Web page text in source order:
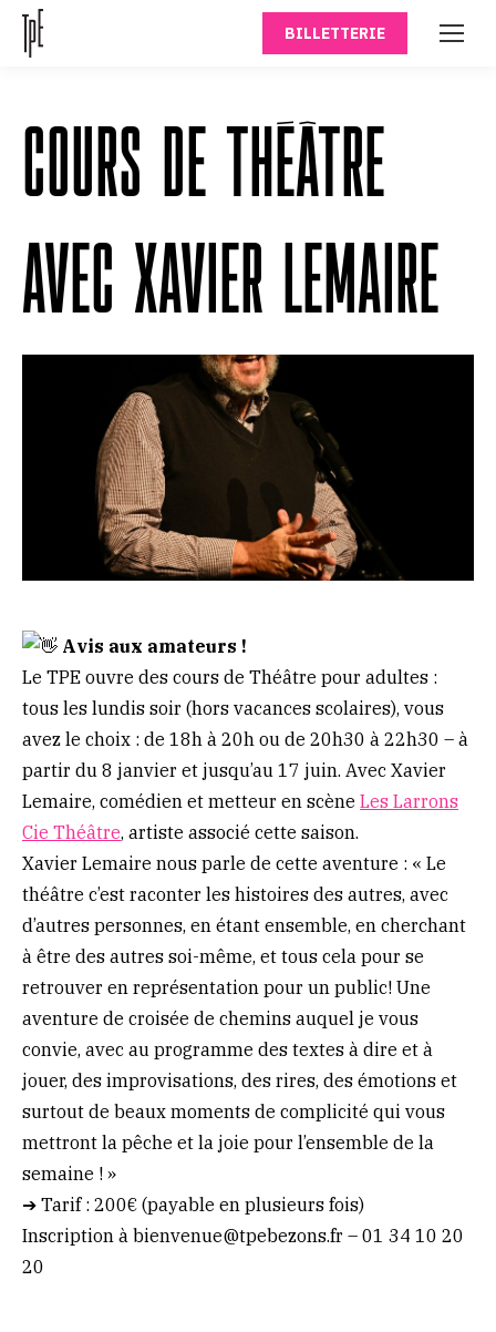
BILLETTERIE
COURS DE THÉÂTRE
AVEC XAVIER LEMAIRE
Avis aux amateurs !
Le TPE ouvre des cours de Théâtre pour adultes :
tous les lundis soir (hors vacances scolaires), vous
avez le choix : de 18h à 20h ou de 20h30 à 22h30 – à
partir du 8 janvier et jusqu’au 17 juin. Avec Xavier
Lemaire, comédien et metteur en scène Les Larrons
Cie Théâtre, artiste associé cette saison.
Xavier Lemaire nous parle de cette aventure : « Le
théâtre c’est raconter les histoires des autres, avec
d’autres personnes, en étant ensemble, en cherchant
à être des autres soi-même, et tous cela pour se
retrouver en représentation pour un public! Une
aventure de croisée de chemins auquel je vous
convie, avec au programme des textes à dire et à
jouer, des improvisations, des rires, des émotions et
surtout de beaux moments de complicité qui vous
mettront la pêche et la joie pour l’ensemble de la
semaine ! »
➔ Tarif : 200€ (payable en plusieurs fois)
Inscription à bienvenue@tpebezons.fr – 01 34 10 20
20